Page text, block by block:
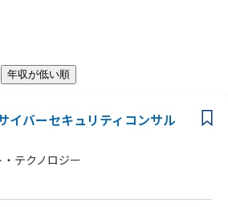
年収が低い順
イバーセキュリティコンサル
テクノロジー